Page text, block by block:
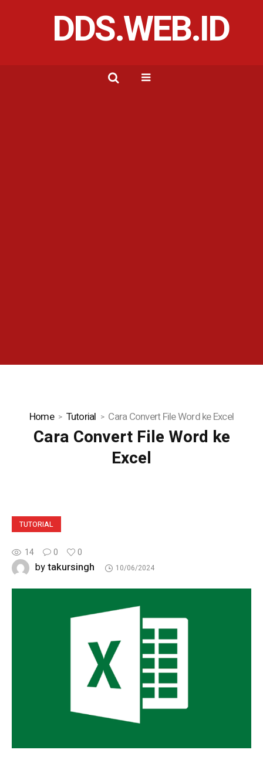
DDS.WEB.ID
Home Tutorial Cara Convert File Word ke Excel
Cara Convert File Word ke
Excel
TUTORIAL
14 0 0
bytakursingh 10/06/2024